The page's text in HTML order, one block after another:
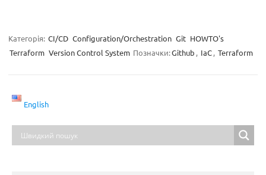
Категорія: CI/CD Configuration/Orchestration Git HOWTO's
Terraform Version Control System Позначки:Github , IaC, Terraform
English